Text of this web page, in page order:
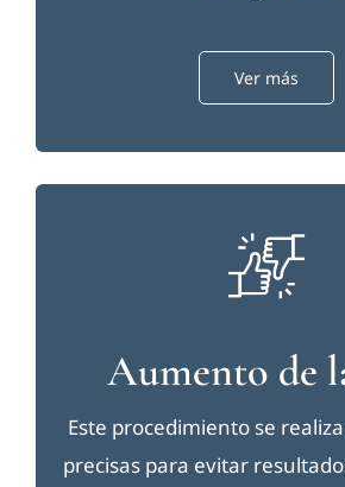
Ver más
Aumento de
Este procedimiento se
precisas para evitar